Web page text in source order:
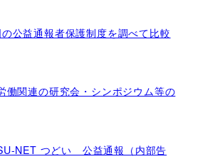
公益通報者保護制度を調べて比較
働関連の研究会・シンポジウム等の
NET つどい 公益通報（内部告